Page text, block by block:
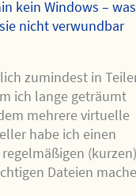
kein Windows – was
nicht verwundbar
zumindest in
ich lange geträumt
mehrere virtuelle
habe ich einen
Dateien